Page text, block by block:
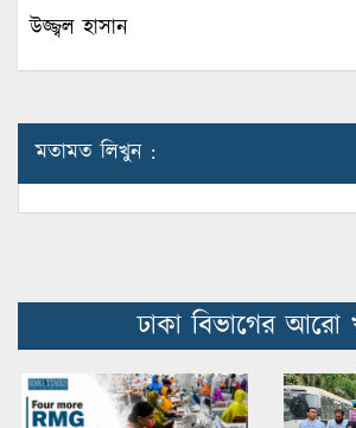
উজ্জ্বল হাসান
মতামত লিখুন :
ঢাকা বিভাগের আরো